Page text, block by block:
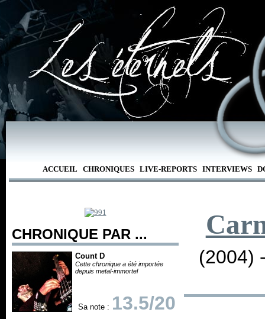
ACCUEIL CHRONIQUES LIVE-REPORTS INTERVIEWS
CHRONIQUE PAR ...
Count D
Cette chronique a été importée
depuis metal-immortel
Sa note : 13.5/20
(2004)